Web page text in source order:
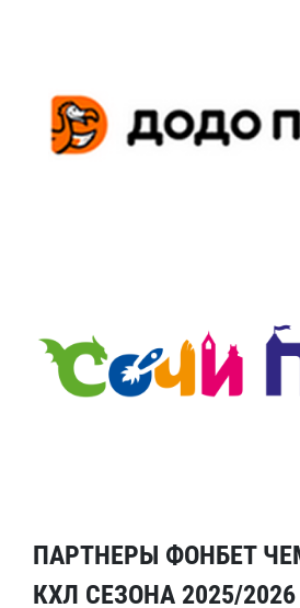
ПАРТНЕРЫ ФОНБЕТ
КХЛ СЕЗОНА 2025/2026